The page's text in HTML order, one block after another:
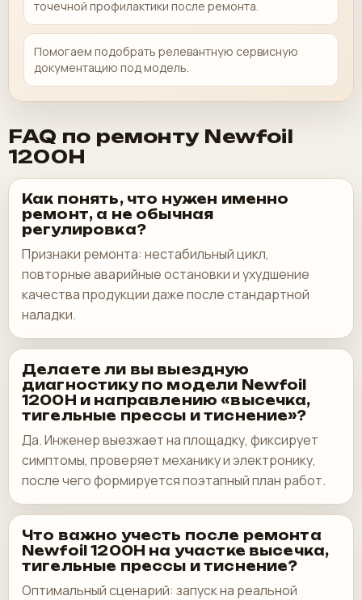
точечной профилактики после ремонта.
Помогаем подобрать релевантную сервисную
документацию под модель.
FAQ по ремонту Newfoil
1200H
Как понять, что нужен именно
ремонт, а не обычная
регулировка?
Признаки ремонта: нестабильный цикл,
повторные аварийные остановки и ухудшение
качества продукции даже после стандартной
наладки.
Делаете ли вы выездную
диагностику по модели Newfoil
1200H и направлению «высечка,
тигельные прессы и тиснение»?
Да. Инженер выезжает на площадку, фиксирует
симптомы, проверяет механику и электронику,
после чего формируется поэтапный план работ.
Что важно учесть после ремонта
Newfoil 1200H на участке высечка,
тигельные прессы и тиснение?
Оптимальный сценарий: запуск на реальной